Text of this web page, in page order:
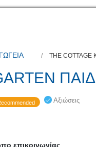
THE
Αξιώσεις
επικοινωνίας